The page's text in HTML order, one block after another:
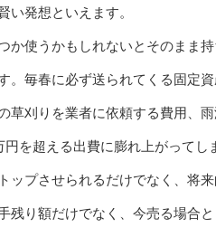
発想といえます。
か使うかもしれないとそのまま
毎春に必ず送られてくる固定
刈りを業者に依頼する費用、
を超える出費に膨れ上がってし
ップさせられるだけでなく、将
り額だけでなく、今売る場合